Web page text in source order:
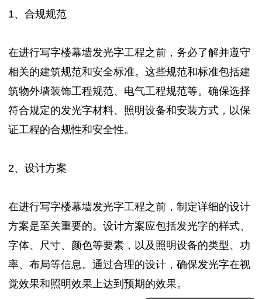
1、合规规范
在进行写字楼幕墙发光字工程之前，务必了解并遵守
相关的建筑规范和安全标准。这些规范和标准包括建
筑物外墙装饰工程规范、电气工程规范等。确保选择
符合规定的发光字材料、照明设备和安装方式，以保
证工程的合规性和安全性。
2、设计方案
在进行写字楼幕墙发光字工程之前，制定详细的设计
方案是至关重要的。设计方案应包括发光字的样式、
字体、尺寸、颜色等要素，以及照明设备的类型、功
率、布局等信息。通过合理的设计，确保发光字在视
觉效果和照明效果上达到预期的效果。